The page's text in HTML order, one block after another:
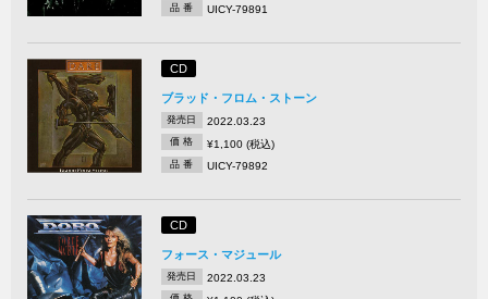
品 番 UICY-79891
CD
ブラッド・フロム・ストーン
発売日 2022.03.23
価 格 ¥1,100 (税込)
品 番 UICY-79892
CD
フォース・マジュール
発売日 2022.03.23